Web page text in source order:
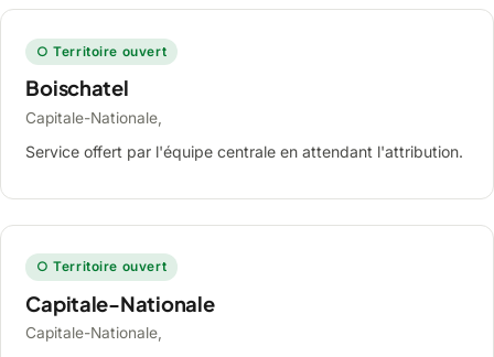
○ Territoire ouvert
Boischatel
Capitale-Nationale,
Service offert par l'équipe centrale en attendant l'attribution.
○ Territoire ouvert
Capitale-Nationale
Capitale-Nationale,